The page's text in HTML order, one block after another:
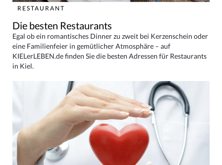
RESTAURANT
Die besten Restaurants
Egal ob ein romantisches Dinner zu zweit bei Kerzenschein oder
eine Familienfeier in gemütlicher Atmosphäre – auf
KIELerLEBEN.de finden Sie die besten Adressen für Restaurants
in Kiel.